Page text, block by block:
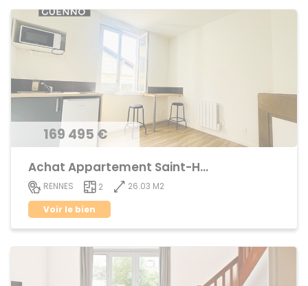
169 495 €
Achat Appartement Saint-Helier
RENNES 2
26.03 M2
Voir le bien